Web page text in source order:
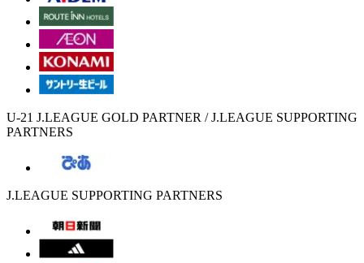
U-21 J.LEAGUE GOLD PARTNER / J.LEAGUE SUPPORTING
PARTNERS
J.LEAGUE SUPPORTING PARTNERS